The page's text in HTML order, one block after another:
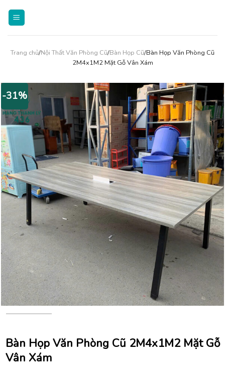
Trang chủ/Nội Thất Văn Phòng Cũ/Bàn Họp Cũ/Bàn Họp Văn Phòng Cũ
2M4x1M2 Mặt Gỗ Vân Xám
-31%
Bàn Họp Văn Phòng Cũ 2M4x1M2 Mặt Gỗ
Vân Xám